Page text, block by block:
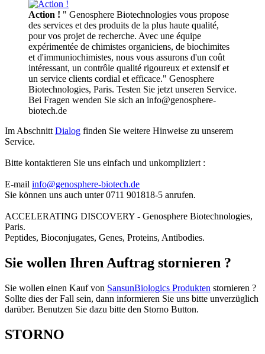
Action ! " Genosphere Biotechnologies vous propose
des services et des produits de la plus haute qualité,
pour vos projet de recherche. Avec une équipe
expérimentée de chimistes organiciens, de biochimites
et d'immuniochimistes, nous vous assurons d'un coût
intéressant, un contrôle qualité rigoureux et extensif et
un service clients cordial et efficace." Genosphere
Biotechnologies, Paris. Testen Sie jetzt unseren Service.
Bei Fragen wenden Sie sich an info@genosphere-
biotech.de
Im Abschnitt Dialog finden Sie weitere Hinweise zu unserem
Service.
Bitte kontaktieren Sie uns einfach und unkompliziert :
E-mail info@genosphere-biotech.de
Sie können uns auch unter 0711 901818-5 anrufen.
ACCELERATING DISCOVERY - Genosphere Biotechnologies,
Paris.
Peptides, Bioconjugates, Genes, Proteins, Antibodies.
Sie wollen Ihren Auftrag stornieren ?
Sie wollen einen Kauf von SansunBiologics Produkten stornieren ?
Sollte dies der Fall sein, dann informieren Sie uns bitte unverzüglich
darüber. Benutzen Sie dazu bitte den Storno Button.
STORNO